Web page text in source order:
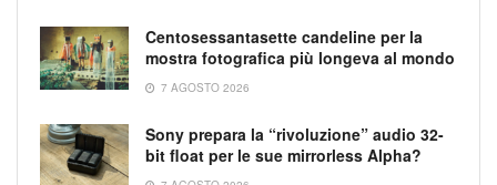
Centosessantasette candeline per la
mostra fotografica più longeva al mondo
7 AGOSTO 2026
Sony prepara la “rivoluzione” audio 32-
bit float per le sue mirrorless Alpha?